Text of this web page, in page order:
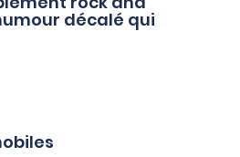
décalé qui